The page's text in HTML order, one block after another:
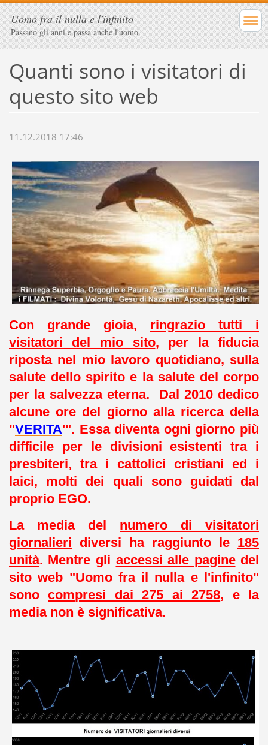
Uomo fra il nulla e l'infinito
Passano gli anni e passa anche l'uomo.
Quanti sono i visitatori di
questo sito web
11.12.2018 17:46
Con grande gioia, ringrazio tutti i
visitatori del mio sito, per la fiducia
riposta nel mio lavoro quotidiano, sulla
salute dello spirito e la salute del corpo
per la salvezza eterna. Dal 2010 dedico
alcune ore del giorno alla ricerca della
"VERITA'". Essa diventa ogni giorno più
difficile per le divisioni esistenti tra i
presbiteri, tra i cattolici cristiani ed i
laici, molti dei quali sono guidati dal
proprio EGO.
La media del numero di visitatori
giornalieri diversi ha raggiunto le 185
unità. Mentre gli accessi alle paginedel
sito web "Uomo fra il nulla e l'infinito"
sonocompresi dai 275 ai 2758, e la
media non è significativa.